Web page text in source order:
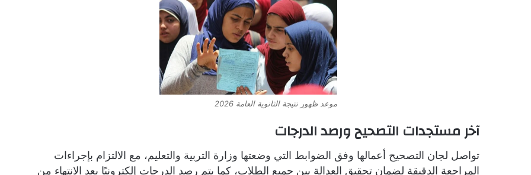
موعد ظهور نتيجة الثانوية العامة 2026
آخر مستجدات التصحيح ورصد الدرجات
تواصل لجان التصحيح أعمالها وفق الضوابط التي وضعتها وزارة التربية والتعليم، مع الالتزام بإجراءات
المراجعة الدقيقة لضمان تحقيق العدالة بين جميع الطلاب، كما يتم رصد الدرجات إلكترونيًا بعد الانتهاء من